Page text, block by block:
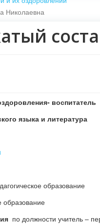
Николаевна
воспитатель
языка и литература
образование
образование
по должности учитель –